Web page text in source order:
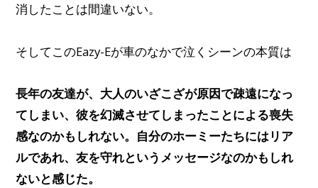
消したことは間違いない。
そしてこのEazy-Eが車のなかで泣くシーンの本質は
長年の友達が、大人のいざこざが原因で疎遠になっ
てしまい、彼を幻滅させてしまったことによる喪失
感なのかもしれない。 自分のホーミーたちにはリア
ルであれ、友を守れというメッセージなのかもしれ
ないと感じた。